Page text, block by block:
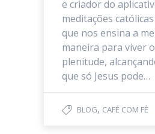
e criador do
meditações
que nos ensina a
maneira para viver
plenitude,
que só Jesus pode…
BLOG, CAFÉ COM FÉ